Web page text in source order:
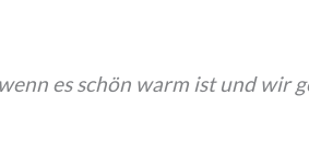
es schön warm ist und wir